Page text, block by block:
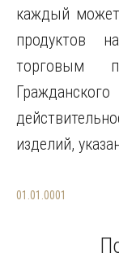
01.01.0001